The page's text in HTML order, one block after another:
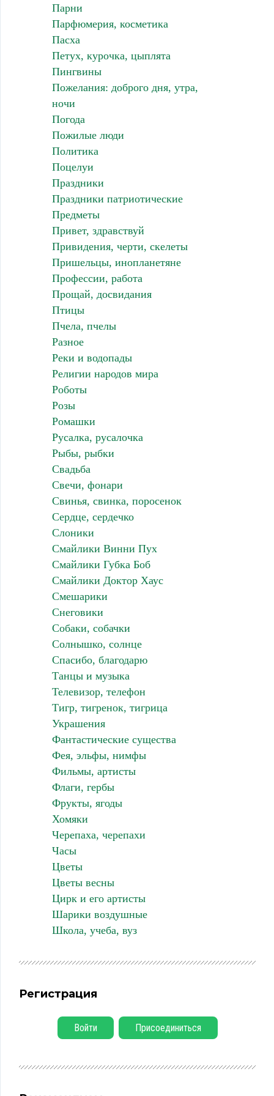
Парни
Парфюмерия, косметика
Пасха
Петух, курочка, цыплята
Пингвины
Пожелания: доброго дня, утра,
ночи
Погода
Пожилые люди
Политика
Поцелуи
Праздники
Праздники патриотические
Предметы
Привет, здравствуй
Привидения, черти, скелеты
Пришельцы, инопланетяне
Профессии, работа
Прощай, досвидания
Птицы
Пчела, пчелы
Разное
Реки и водопады
Религии народов мира
Роботы
Розы
Ромашки
Русалка, русалочка
Рыбы, рыбки
Свадьба
Свечи, фонари
Свинья, свинка, поросенок
Сердце, сердечко
Слоники
Смайлики Винни Пух
Смайлики Губка Боб
Смайлики Доктор Хаус
Смешарики
Снеговики
Собаки, собачки
Солнышко, солнце
Спасибо, благодарю
Танцы и музыка
Телевизор, телефон
Тигр, тигренок, тигрица
Украшения
Фантастические существа
Фея, эльфы, нимфы
Фильмы, артисты
Флаги, гербы
Фрукты, ягоды
Хомяки
Черепаха, черепахи
Часы
Цветы
Цветы весны
Цирк и его артисты
Шарики воздушные
Школа, учеба, вуз
Регистрация
Войти Присоединиться